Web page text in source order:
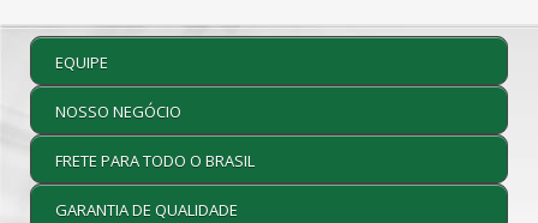
EQUIPE
NOSSO NEGÓCIO
FRETE PARA TODO O BRASIL
GARANTIA DE QUALIDADE